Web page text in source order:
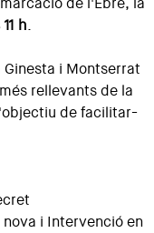
h.
Ginesta i Montserrat
rellevants de la
de facilitar-
i Intervenció en